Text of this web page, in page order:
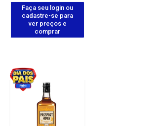
Faça seu login ou
cadastre-se para
ver preços e
comprar